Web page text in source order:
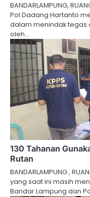
BANDARLAMPUNG,
Pol Dadang Hartanto
dalam menindak tegas
oleh…
130 Tahanan
Rutan
BANDARLAMPUNG ,
yang saat ini masih
Bandar Lampung dan